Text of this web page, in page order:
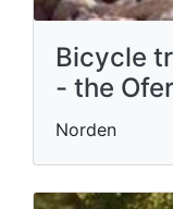
Bicycle
- the
Norden